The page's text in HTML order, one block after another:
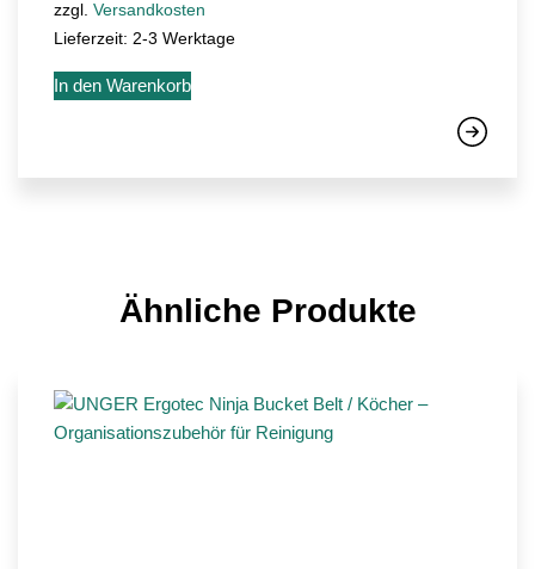
zzgl. Versandkosten
Lieferzeit: 2-3 Werktage
In den Warenkorb
Ähnliche Produkte